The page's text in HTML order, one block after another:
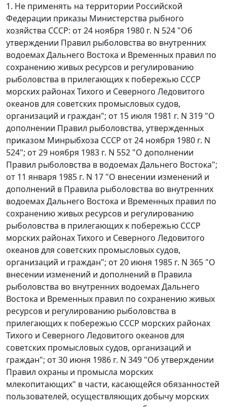
1. Не применять на территории Российской
Федерации приказы Министерства рыбного
хозяйства СССР: от 24 ноября 1980 г. N 524 "Об
утверждении Правил рыболовства во внутренних
водоемах Дальнего Востока и Временных правил по
сохранению живых ресурсов и регулированию
рыболовства в прилегающих к побережью СССР
морских районах Тихого и Северного Ледовитого
океанов для советских промысловых судов,
организаций и граждан"; от 15 июля 1981 г. N 319 "О
дополнении Правил рыболовства, утвержденных
приказом Минрыбхоза СССР от 24 ноября 1980 г. N
524"; от 29 ноября 1983 г. N 552 "О дополнении
Правил рыболовства в водоемах Дальнего Востока";
от 11 января 1985 г. N 17 "О внесении изменений и
дополнений в Правила рыболовства во внутренних
водоемах Дальнего Востока и Временных правил по
сохранению живых ресурсов и регулированию
рыболовства в прилегающих к побережью СССР
морских районах Тихого и Северного Ледовитого
океанов для советских промысловых судов,
организаций и граждан"; от 20 июня 1985 г. N 365 "О
внесении изменений и дополнений в Правила
рыболовства во внутренних водоемах Дальнего
Востока и Временных правил по сохранению живых
ресурсов и регулированию рыболовства в
прилегающих к побережью СССР морских районах
Тихого и Северного Ледовитого океанов для
советских промысловых судов, организаций и
граждан"; от 30 июня 1986 г. N 349 "Об утверждении
Правил охраны и промысла морских
млекопитающих" в части, касающейся обязанностей
пользователей, осуществляющих добычу морских